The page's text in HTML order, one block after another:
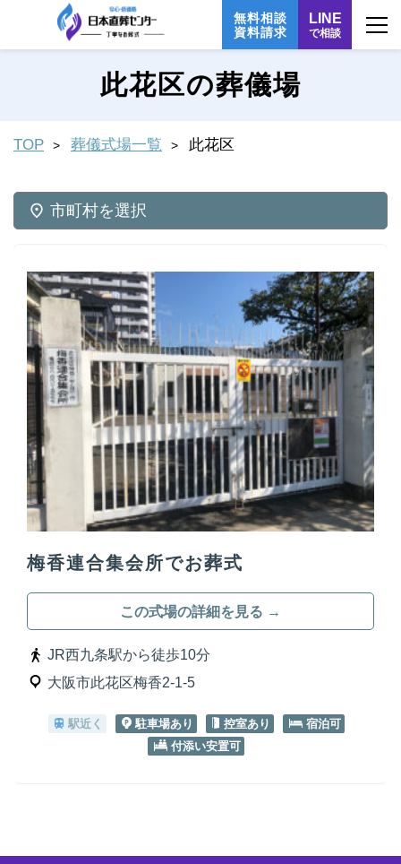
無料相談
資料請求
LINE
で相談
此花区の葬儀場
TOP 葬儀式場一覧 此花区
梅香連合集会所でお葬式
この式場の詳細を見る →
JR西九条駅から徒歩10分
大阪市此花区梅香2-1-5
駅近く 駐車場あり 控室あり
宿泊可
付添い安置可